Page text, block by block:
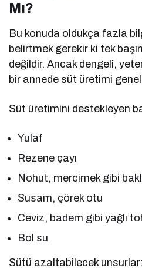
Mı?
Bu konuda oldukça fazla
belirtmek gerekir ki tek
değildir. Ancak dengeli,
bir annede süt üretimi
Süt üretimini destekleyen
Yulaf
Rezene çayı
Nohut, mercimek gibi
Susam, çörek otu
Ceviz, badem gibi yağlı
Bol su
Sütü azaltabilecek unsurlar: